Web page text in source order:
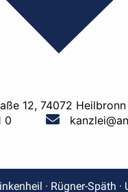
12, 74072 Heilbronn
0
· Rügner-Späth ·